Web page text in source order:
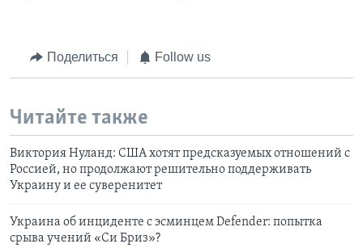
Поделиться Follow us
Читайте также
Виктория Нуланд: США хотят предсказуемых отношений с
Россией, но продолжают решительно поддерживать
Украину и ее суверенитет
Украина об инциденте с эсминцем Defender: попытка
срыва учений «Си Бриз»?